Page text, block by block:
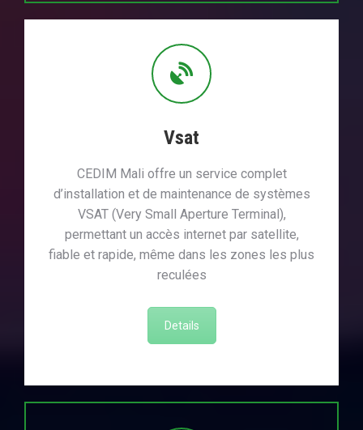
Vsat
CEDIM Mali offre un service complet
d’installation et de maintenance de systèmes
VSAT (Very Small Aperture Terminal),
permettant un accès internet par satellite,
fiable et rapide, même dans les zones les plus
reculées
Details